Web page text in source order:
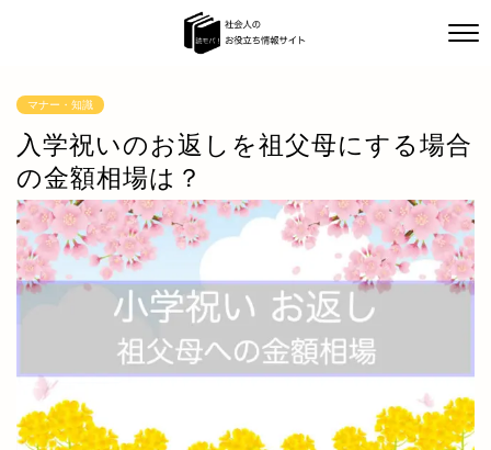
マナー・知識
入学祝いのお返しを祖父母にする場合
の金額相場は？